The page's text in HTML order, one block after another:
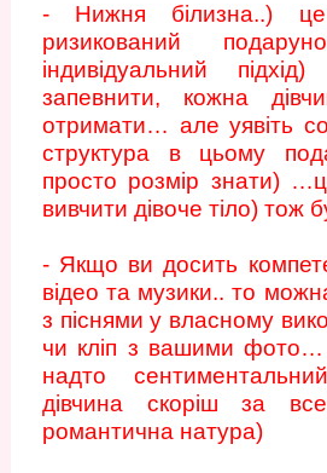
- Нижня білизна..)
ризикований
індивідуальний
запевнити, кожна
отримати… але уявіть
структура в цьому
просто розмір знати)
вивчити дівоче тіло) тож
- Якщо ви досить
відео та музики.. то
з піснями у власному
чи кліп з вашими фото…
надто
дівчина скоріш за
романтична натура)